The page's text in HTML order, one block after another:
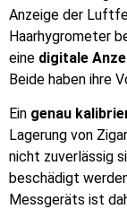
Anzeige der
Haarhygrometer
eine digitale
Beide haben ihre
Ein genau
Lagerung von
nicht zuverlässig
beschädigt
Messgeräts ist